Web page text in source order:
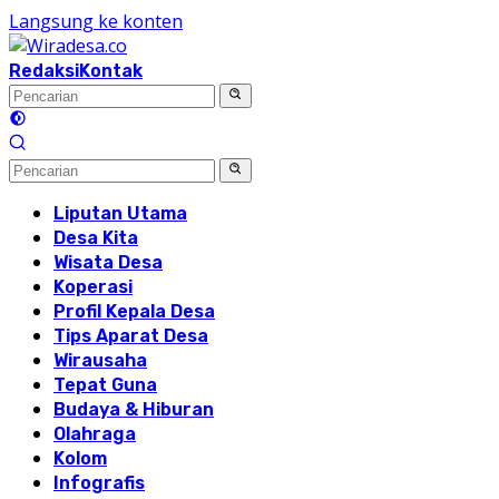
Langsung ke konten
RedaksiKontak
Liputan Utama
Desa Kita
Wisata Desa
Koperasi
Profil Kepala Desa
Tips Aparat Desa
Wirausaha
Tepat Guna
Budaya & Hiburan
Olahraga
Kolom
Infografis